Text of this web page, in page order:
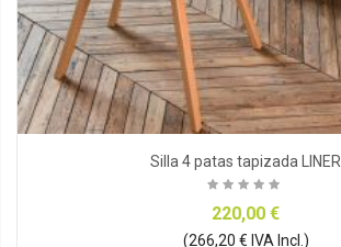
Silla 4 patas tapizada LINER
220,00 €
(266,20 € IVA Incl.)